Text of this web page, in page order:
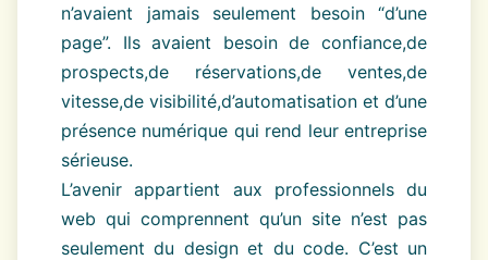
n’avaient jamais seulement besoin “d’une
page”. Ils avaient besoin de confiance,de
prospects,de réservations,de ventes,de
vitesse,de visibilité,d’automatisation et d’une
présence numérique qui rend leur entreprise
sérieuse.
L’avenir appartient aux professionnels du
web qui comprennent qu’un site n’est pas
seulement du design et du code. C’est un